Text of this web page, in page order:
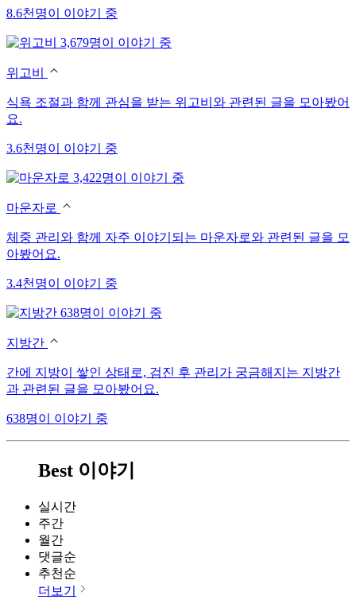
8.6천명이 이야기 중
3,679명이 이야기 중
위고비
식욕 조절과 함께 관심을 받는 위고비와 관련된 글을 모아봤어
요.
3.6천명이 이야기 중
3,422명이 이야기 중
마운자로
체중 관리와 함께 자주 이야기되는 마운자로와 관련된 글을 모
아봤어요.
3.4천명이 이야기 중
638명이 이야기 중
지방간
간에 지방이 쌓인 상태로, 검진 후 관리가 궁금해지는 지방간
과 관련된 글을 모아봤어요.
638명이 이야기 중
Best 이야기
실시간
주간
월간
댓글순
추천순
더보기